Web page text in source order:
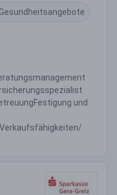
Gesundheitsangebote
und